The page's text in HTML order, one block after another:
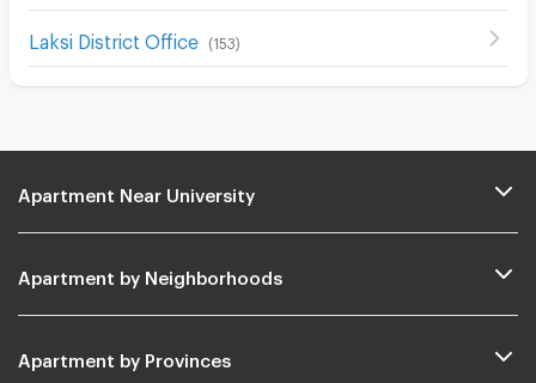
Laksi District Office (153)
Apartment Near University
Apartment by Neighborhoods
Apartment by Provinces